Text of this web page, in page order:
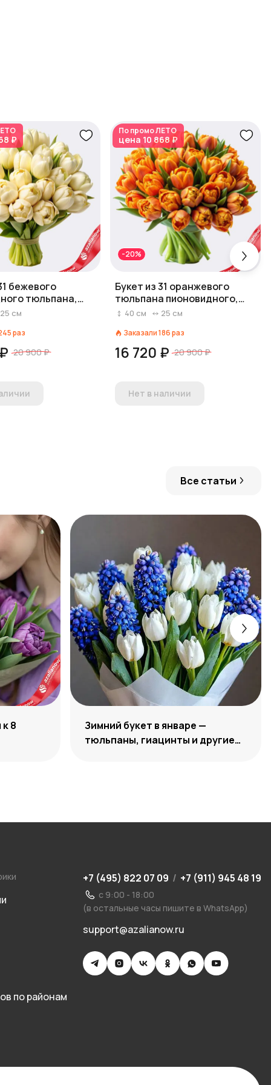
₽
бежевого
тюльпана,
25 см
раз
20 900 ₽
По промоЛЕТО
цена 10 868 ₽
-20%
Букет из 31 оранжевого
тюльпана пионовидного,
Голландия
40 см 25 см
Заказали186раз
16 720 ₽ 20 900 ₽
Нет в наличии
Все статьи
8
Зимний букет в январе —
тюльпаны, гиацинты и другие
по районам
+7 (495) 822 07 09 / +7 (911) 945 48 19
с 9:00 - 18:00
(в остальные часы пишите в WhatsApp)
support@azalianow.ru